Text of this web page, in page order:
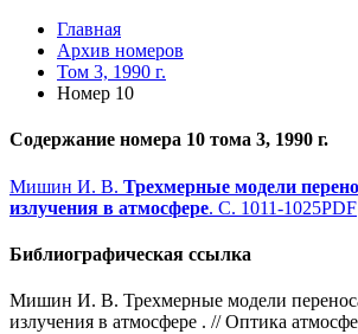
Главная
Архив номеров
Том 3, 1990 г.
Номер 10
Содержание номера 10 тома 3, 1990 г.
Мишин И. В. Трехмерные модели
излучения в атмосфере. С. 1011-1025PDF
Библиографическая ссылка
Мишин И. В. Трехмерные модели
излучения в атмосфере . // Оптика